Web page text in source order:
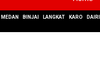
MEDAN BINJAI LANGKAT KARO DAIRI